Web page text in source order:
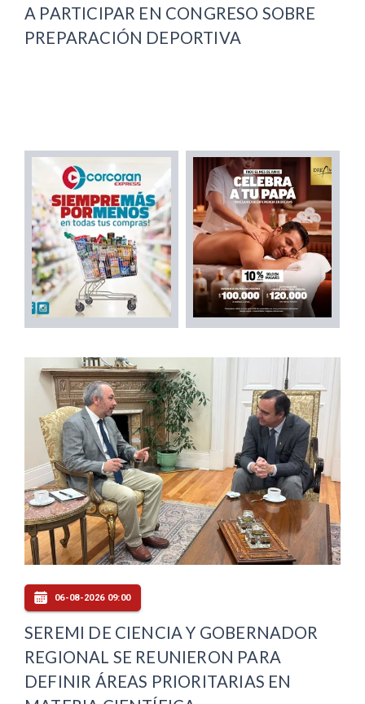
A PARTICIPAR EN CONGRESO SOBRE
PREPARACIÓN DEPORTIVA
06-08-2026 09:00
SEREMI DE CIENCIA Y GOBERNADOR
REGIONAL SE REUNIERON PARA
DEFINIR ÁREAS PRIORITARIAS EN